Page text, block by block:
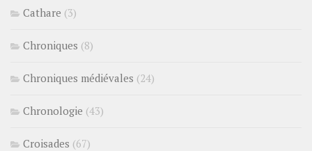
Cathare (3)
Chroniques (8)
Chroniques médiévales (24)
Chronologie (43)
Croisades (67)